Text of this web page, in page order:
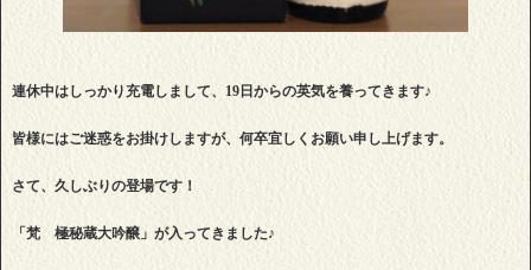
連休中はしっかり充電しまして、19日からの英気を養ってきます♪
皆様にはご迷惑をお掛けしますが、何卒宜しくお願い申し上げます。
さて、久しぶりの登場です！
「梵 極秘蔵大吟醸」が入ってきました♪